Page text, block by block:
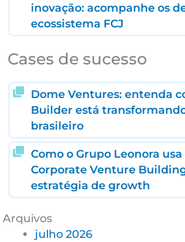
inovação: acompanhe os
ecossistema FCJ
Cases de sucesso
Dome Ventures: entenda
Builder está
brasileiro
Como o Grupo Leonora
Corporate Venture
estratégia de growth
Arquivos
julho 2026